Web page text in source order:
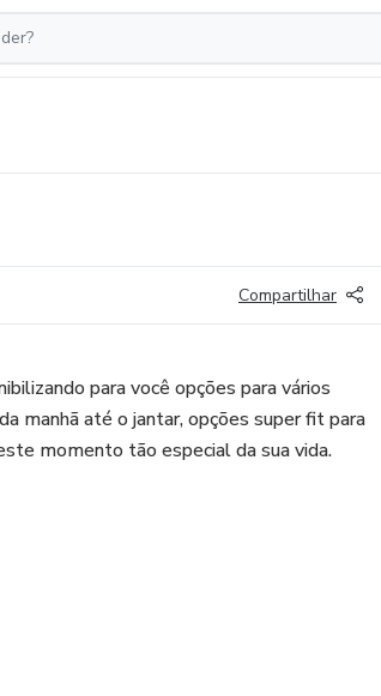
Compartilhar
para você opções para vários
manhã até o jantar, opções super fit para
momento tão especial da sua vida.